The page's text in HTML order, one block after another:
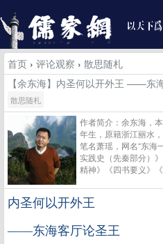
首页 › 评论观察 › 散思随札
【余东海】内圣何以开外王 ——东
散思随札
作者简介：余东海，
年生，原籍浙江丽水
笔名萧瑶，网名“东海
实践史（先秦部分）
精神》《四书要义》
内圣何以开外王
——东海客厅论圣王